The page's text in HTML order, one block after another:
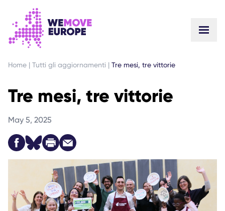
VAI AL CONTENUTO PRINCIPALE
VAI AL FOOTER
Home | Tutti gli aggiornamenti | Tre mesi, tre vittorie
Tre mesi, tre vittorie
May 5, 2025